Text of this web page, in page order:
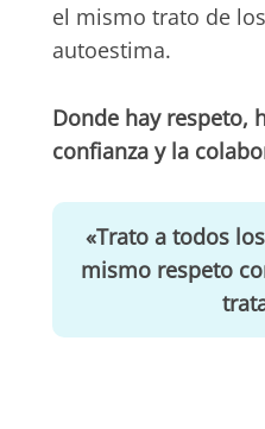
el mismo trato de
autoestima.
Donde hay respeto,
confianza y la
«Trato a todos
mismo respeto